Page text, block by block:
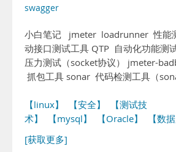
swagger
小白笔记 jmeter loadrunner 性能
动接口测试工具 QTP 自动化功能测
压力测试（socket协议） jmeter-
抓包工具 sonar 代码检测工具（
【linux】 【安全】
【测试技
术】
【mysql】 【Oracle】 【数
[获取更多]